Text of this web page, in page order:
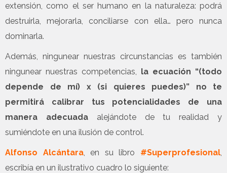
extensión, como el ser humano en la naturaleza: podrá
destruirla, mejorarla, conciliarse con ella… pero nunca
dominarla.
Además, ningunear nuestras circunstancias es también
ningunear nuestras competencias, la ecuación “(todo
depende de mí) x (si quieres puedes)” no te
permitirá calibrar tus potencialidades de una
manera adecuadaalejándote de tu realidad y
sumiéndote en una ilusión de control.
Alfonso Alcántara, en su libro #Superprofesional
escribía en un ilustrativo cuadro lo siguiente: